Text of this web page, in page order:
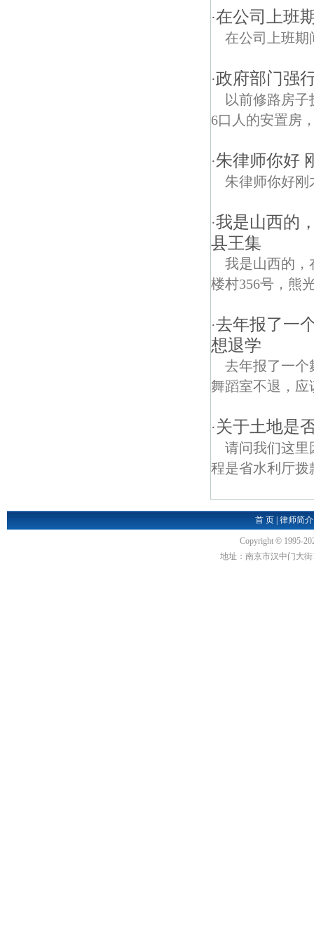
·在公司上班
在公司上班期
·政府部门强
以前修路房
6口人的安置房
·朱律师你好
朱律师你好刚
·我是山西的
县王集
我是山西的，
楼村356号，熊
·去年报了一
想退学
去年报了一个
舞蹈室不退，
·关于土地是
请问我们这里
程是省水利厅拨
首 页 |律师简介
Copyright © 1995-
地址：南京市汉中门大街